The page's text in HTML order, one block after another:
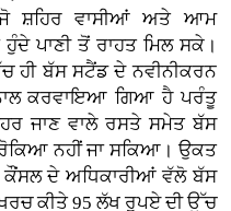
ਸ਼ਹਿਰ ਵਾਸੀਆਂ ਅਤੇ ਆਮ
ਪਾਣੀ ਤੋਂ ਰਾਹਤ ਮਿਲ ਸਕੇ।
ਹੀ ਬੱਸ ਸਟੈਂਡ ਦੇ ਨਵੀਨੀਕਰਨ
ਕਰਵਾਇਆ ਗਿਆ ਹੈ ਪਰੰਤੂ
ਜਾਣ ਵਾਲੇ ਰਸਤੇ ਸਮੇਤ ਬੱਸ
ਨਹੀਂ ਜਾ ਸਕਿਆ। ਉਕਤ
ਕੌਂਸਲ ਦੇ ਅਧਿਕਾਰੀਆਂ ਵੱਲੋਬੱਸ
ਕੀਤੇ 95 ਲੱਖ ਰੁਪਏ ਦੀ ਉੱਚ